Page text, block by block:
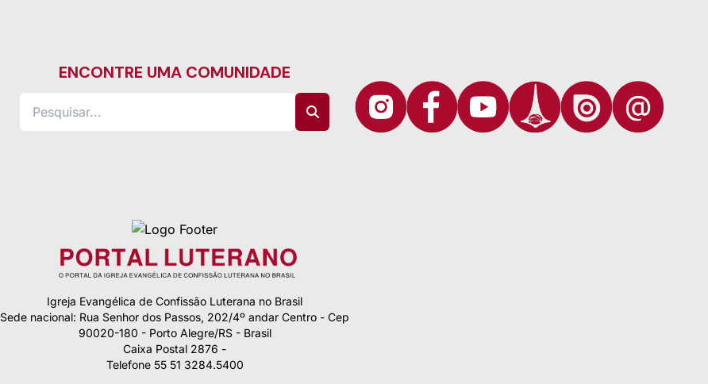
ENCONTRE UMA COMUNIDADE
Igreja Evangélica de Confissão Luterana no Brasil
Sede nacional: Rua Senhor dos Passos, 202/4º andar Centro - Cep
90020-180 - Porto Alegre/RS - Brasil
Caixa Postal 2876 -
Telefone 55 51 3284.5400